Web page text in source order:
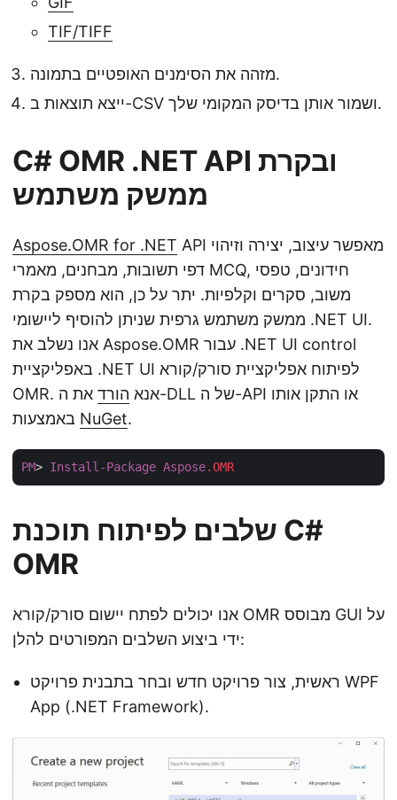
TIF/TIFF
מזהה את הסימנים האופטיים בתמונה.
ייצא תוצאות ב-CSV ושמור אותן בדיסק המקומי שלך.
C# OMR .NET API ובקרת
ממשק משתמש
Aspose.OMR for .NET API מאפשר עיצוב, יצירה וזיהוי
דפי תשובות, מבחנים, מאמרי MCQ, חידונים, טפסי
משוב, סקרים וקלפיות. יתר על כן, הוא מספק בקרת
ממשק משתמש גרפית שניתן להוסיף ליישומי .NET UI.
אנו נשלב את Aspose.OMR עבור .NET UI control
באפליקציית .NET UI לפיתוח אפליקציית סורק/קורא
OMR. אנא הורד את ה-DLL של ה-API או התקן אותו
NuGet.
PM> Install-Package Aspose.OMR
שלבים לפיתוח תוכנת C#
OMR
אנו יכולים לפתח יישום סורק/קורא OMR מבוסס GUI על
ידי ביצוע השלבים המפורטים להלן:
ראשית, צור פרויקט חדש ובחר בתבנית פרויקט WPF
App (.NET Framework).